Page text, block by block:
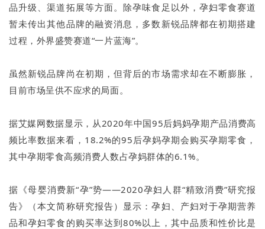
品升级、渠道拓展等方面。除孕味食足以外，孕妇零食赛道
暂未传出其他品牌的融资消息，多数新锐品牌都在初期搭建
过程，外界盛赞赛道“一片蓝海”。
虽然新锐品牌尚在初期，但背后的市场需求却在不断膨胀，
目前市场呈供不应求的局面。
据艾媒网数据显示，从2020年中国95后妈妈孕期产品消费高
频比率数据来看，18.2%的95后孕妈孕期会购买孕期零食，
其中孕期零食高频消费人数占孕妈群体的6.1%。
据《母婴消费新“孕”势——2020孕妇人群“精致消费”研究报
告》（本文简称研究报告）显示：孕妇、产妇对于孕期营养
品和孕妇零食的购买率达到80%以上，其中品质和性价比是